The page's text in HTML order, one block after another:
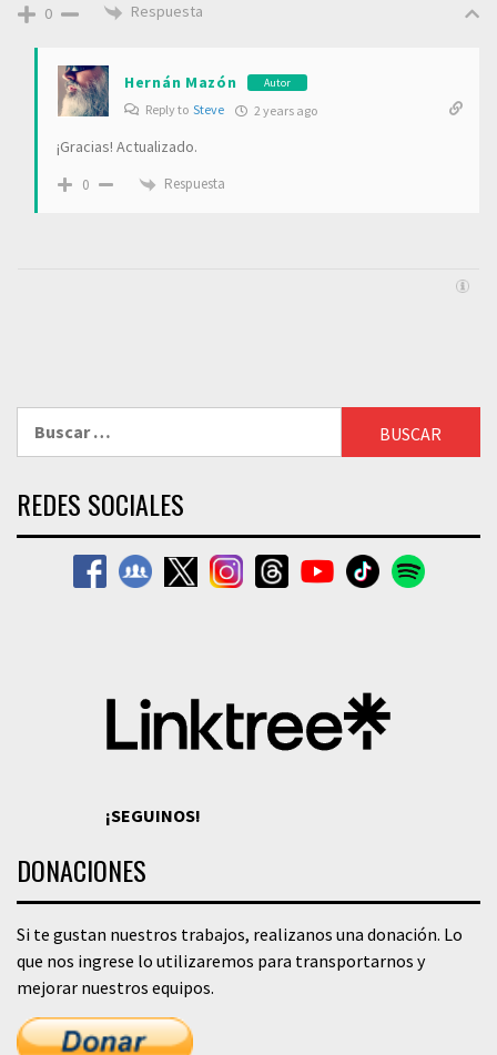
0 Respuesta
Hernán Mazón Autor
Reply to Steve 2 years ago
¡Gracias! Actualizado.
0 Respuesta
REDES SOCIALES
¡SEGUINOS!
DONACIONES
Si te gustan nuestros trabajos, realizanos una donación. Lo
que nos ingrese lo utilizaremos para transportarnos y
mejorar nuestros equipos.